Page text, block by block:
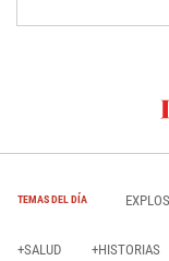
TEMAS DEL DÍA
+SALUD +HISTORIAS